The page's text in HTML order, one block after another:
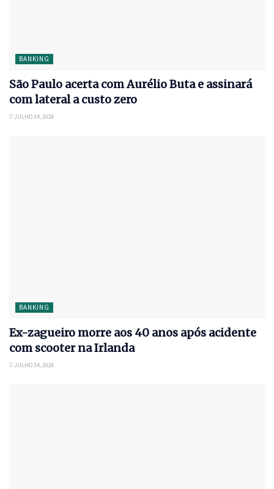
BANKING
São Paulo acerta com Aurélio Buta e assinará
com lateral a custo zero
JULHO 14, 2026
BANKING
Ex-zagueiro morre aos 40 anos após acidente
com scooter na Irlanda
JULHO 14, 2026